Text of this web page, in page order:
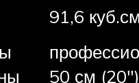
91,6 куб.см
50 см (20″)